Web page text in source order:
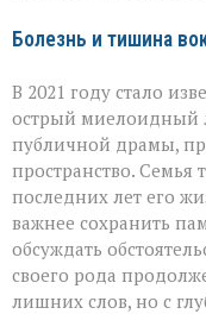
Болезнь и тишина
В 2021 году стало
острый миелоидный
публичной драмы,
пространство. Семья
последних лет его
важнее сохранить
обсуждать
своего рода
лишних слов, но с